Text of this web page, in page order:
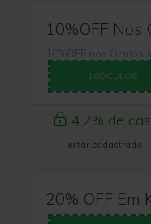
10%OFF Nos
10%OFF nos Óculos
10OCULOS
4,2% de
estar cadastrado
20% OFF Em